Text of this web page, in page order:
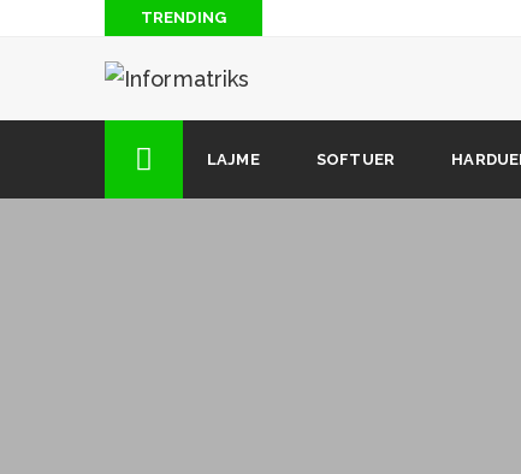
TRENDING
Disa aplikacione me pagesë për iPhone të cilat
Një karikues gjenial i cili funksionon edhe me
njëjtën kohë
Shpikja dhe Përdorimet e Tranzistorit
LAJME SOFTUER